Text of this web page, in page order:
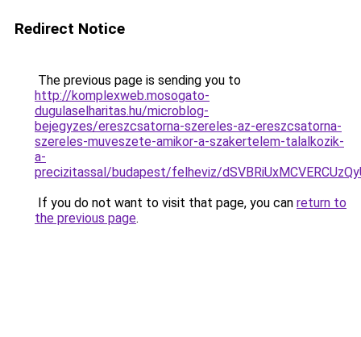
Redirect Notice
The previous page is sending you to
http://komplexweb.mosogato-
dugulaselharitas.hu/microblog-
bejegyzes/ereszcsatorna-szereles-az-ereszcsatorna-
szereles-muveszete-amikor-a-szakertelem-talalkozik-
a-
precizitassal/budapest/felheviz/
If you do not want to visit that page, you can return to
the previous page.